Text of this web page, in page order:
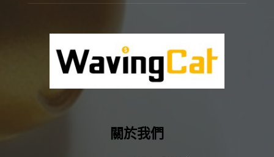
關於我們